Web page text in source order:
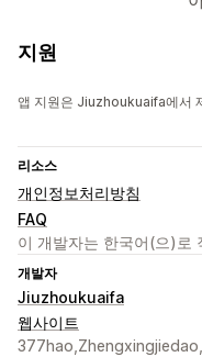
지원
앱 지원은 Jiuzhoukuaifa에서
리소스
개인정보처리방침
FAQ
이 개발자는 한국어(으)로
개발자
Jiuzhoukuaifa
웹사이트